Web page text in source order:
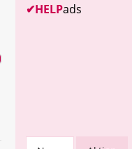
✔HELPads